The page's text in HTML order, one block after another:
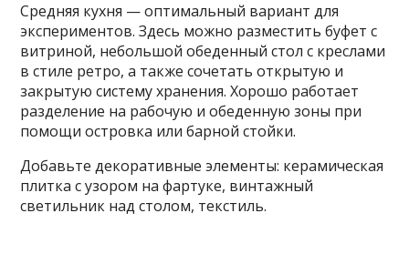
Средняя кухня — оптимальный вариант для
экспериментов. Здесь можно разместить буфет с
витриной, небольшой обеденный стол с креслами
в стиле ретро, а также сочетать открытую и
закрытую систему хранения. Хорошо работает
разделение на рабочую и обеденную зоны при
помощи островка или барной стойки.
Добавьте декоративные элементы: керамическая
плитка с узором на фартуке, винтажный
светильник над столом, текстиль.